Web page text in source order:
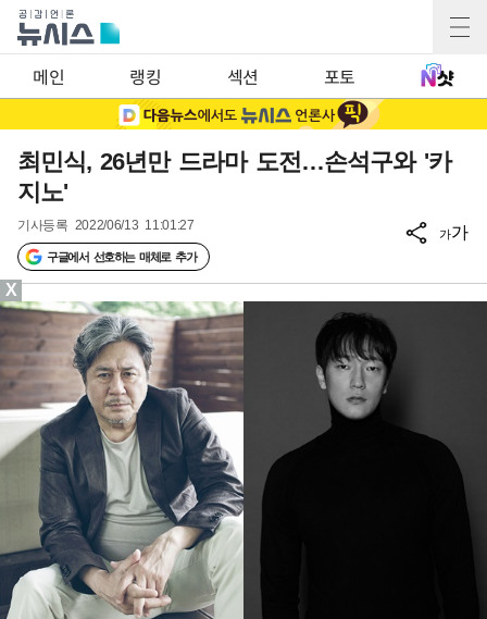
메인 랭킹 섹션 포토
최민식, 26년만 드라마 도전…손석구와 '카
지노'
기사등록 2022/06/13 11:01:27
구글에서 선호하는 매체로 추가
가가
X